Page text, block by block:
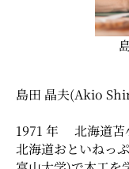
島田 晶夫(Akio
1971 年 北海道苫
北海道おといねっ